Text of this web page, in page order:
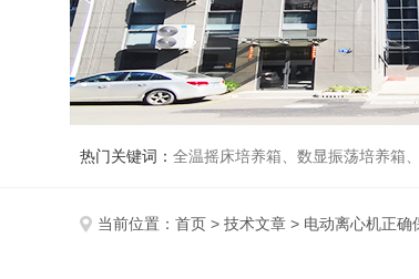
热门关键词： 全温摇床培养箱、数显振荡培养箱
当前位置： 首页 > 技术文章 > 电动离心机正确